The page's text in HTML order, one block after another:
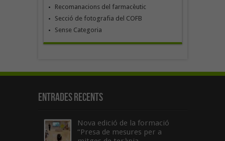
Recomanacions del farmacèutic
Secció de fotografia del COFB
Sense Categoria
Entrades recents
Nova edició de la formació
“Presa de mesures per a